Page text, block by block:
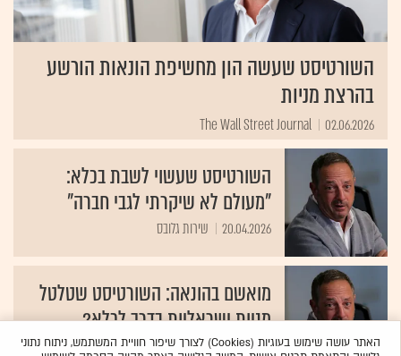
השורטיסט שעשה הון מחשיפת הונאות הורשע
בהרצת מניות
02.06.2026
The Wall Street Journal
השורטיסט שעשוי לשבת בכלא:
"מעולם לא שיקרתי לגבי חברה"
20.04.2026 שירות גלובס
מואשם בהונאה: השורטיסט שטלטל
מניות ישראליות בדרך לכלא?
28.07.2024 שירי חביב-ולדהורן
האתר עושה שימוש בעוגיות (Cookies) לצורך שיפור חוויית המשתמש, ניתוח נתוני